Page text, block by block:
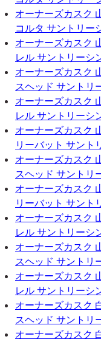
オーナーズカスク
コルタ サントリー
オーナーズカスク
レル サントリーシ
オーナーズカスク
スヘッド サントリ
オーナーズカスク
レル サントリーシ
オーナーズカスク
リーバット サント
オーナーズカスク
スヘッド サントリ
オーナーズカスク
リーバット サント
オーナーズカスク
レル サントリーシ
オーナーズカスク
スヘッド サントリ
オーナーズカスク
レル サントリーシ
オーナーズカスク
スヘッド サントリ
オーナーズカスク